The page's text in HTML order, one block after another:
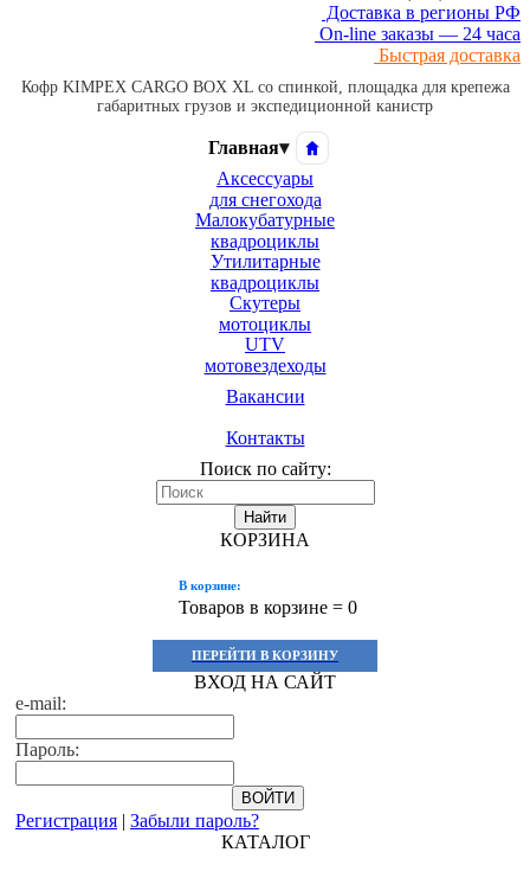
Доставка в регионы РФ
On-line заказы — 24 часа
Быстрая доставка
Кофр KIMPEX CARGO BOX XL со спинкой, площадка для крепежа
габаритных грузов и экспедиционной канистр
Главная▾
Аксессуары
для снегохода
Малокубатурные
квадроциклы
Утилитарные
квадроциклы
Скутеры
мотоциклы
UTV
мотовездеходы
Вакансии
Контакты
Поиск по сайту:
Найти
КОРЗИНА
В корзине:
Товаров в корзине = 0
ПЕРЕЙТИ В КОРЗИНУ
ВХОД НА САЙТ
e-mail:
Пароль:
Регистрация | Забыли пароль?
КАТАЛОГ